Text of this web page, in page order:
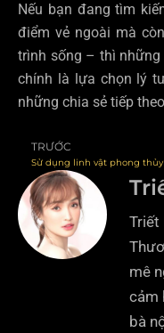
Nếu bạn đang tìm
điểm vẻ ngoài mà
trình sống – thì
chính là lựa chọn lý
những chia sẻ tiếp
Prev
TRƯỚC
Triết
mê
cảm
bà